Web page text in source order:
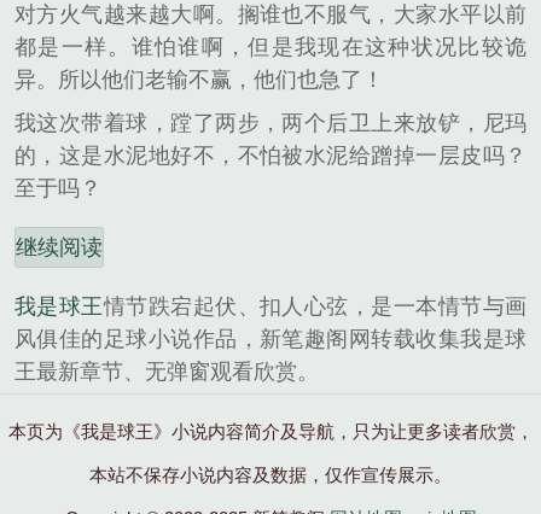
对方火气越来越大啊。搁谁也不服气，大家水平以前
都是一样。谁怕谁啊，但是我现在这种状况比较诡
异。所以他们老输不赢，他们也急了！
我这次带着球，蹚了两步，两个后卫上来放铲，尼玛
的，这是水泥地好不，不怕被水泥给蹭掉一层皮吗？
至于吗？
继续阅读
我是球王情节跌宕起伏、扣人心弦，是一本情节与画
风俱佳的足球小说作品，新笔趣阁网转载收集我是球
王最新章节、无弹窗观看欣赏。
本页为《我是球王》小说内容简介及导航，只为让更多读者欣赏，
本站不保存小说内容及数据，仅作宣传展示。